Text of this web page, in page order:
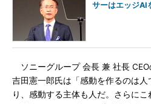
サーはエッジAI
ソニーグループ 会長 兼 社長 CEO
吉田憲一郎氏は「感動を作るのは人
り、感動する主体も人だ。さらにこ